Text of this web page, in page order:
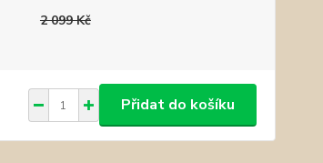
2 099 Kč
Přidat do košíku